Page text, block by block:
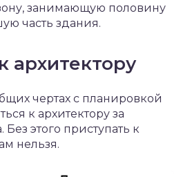
занимающую половину
часть здания.
архитектору
чертах с планировкой
к архитектору за
Без этого приступать к
нельзя.